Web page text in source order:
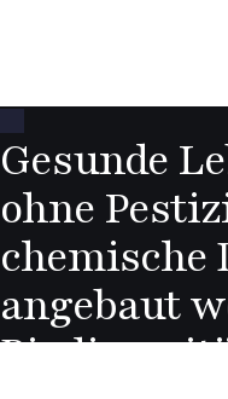
Gesunde
ohne
angebaut